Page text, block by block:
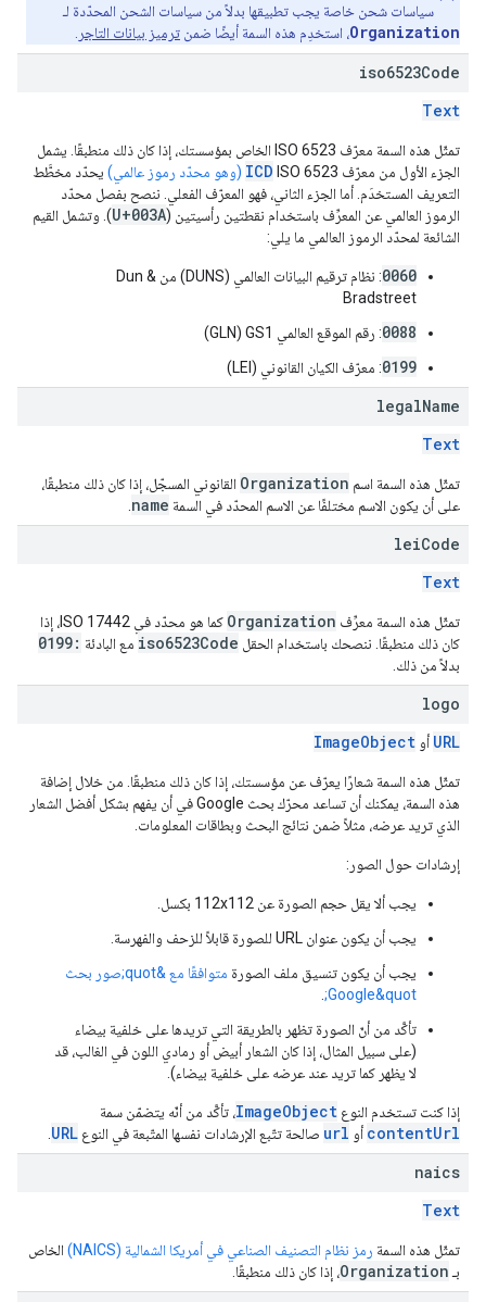
سياسات شحن خاصة يجب تطبيقها بدلاً من سياسات الشحن المحدّدة لـ
Organization، استخدِم هذه السمة أيضًا ضمن ترميز بيانات التاجر
iso6523Code
Text
تمثّل هذه السمة معرّف ISO 6523 الخاص بمؤسستك، إذا كان ذلك منطبقًا. يشمل
الجزء الأول من معرّف ISO 6523‏
ICD (وهو محدّد رموز عالمي) يحدّد مخطَّط
التعريف المستخدَم. أما الجزء الثاني، فهو المعرّف الفعلي. ننصح بفصل محدّد
الرموز العالمي عن المعرِّف باستخدام نقطتين رأسيتين (U+003A). وتشمل القيم
الشائعة لمحدّد الرموز العالمي ما يلي:
0060
: نظام ترقيم البيانات العالمي (DUNS) من Dun &
Bradstreet‏
0088: رقم الموقع العالمي GS1‏ (GLN)
0199: معرّف الكيان القانوني (LEI)
legalName
Text
تمثّل هذه السمة اسم Organization القانوني المسجّل، إذا كان ذلك منطبقًا،
على أن يكون الاسم مختلفًا عن الاسم المحدّد في السمة name
leiCode
Text
تمثّل هذه السمة معرِّف Organization
كما هو محدّد في ISO 17442، إذا
كان ذلك منطبقًا. ننصحك باستخدام الحقل iso6523Code مع البادئة 0199:
بدلاً من ذلك.
logo
URL أو ImageObject
تمثّل هذه السمة شعارًا يعرّف عن مؤسستك، إذا كان ذلك منطبقًا. من خلال إضافة
هذه السمة، يمكنك أن تساعد محرّك بحث Google في أن يفهم بشكل أفضل الشعار
الذي تريد عرضه، مثلاً ضمن نتائج البحث وبطاقات المعلومات.
إرشادات حول الصور:
يجب ألا يقل حجم الصورة عن 112x112 بكسل.
يجب أن يكون عنوان URL للصورة قابلاً للزحف والفهرسة.
يجب أن يكون تنسيق ملف الصورة
متوافقًا مع &quot;صور بحث
Google&quot;
تأكَّد من أنّ الصورة تظهر بالطريقة التي تريدها على خلفية بيضاء
(على سبيل المثال، إذا كان الشعار أبيض أو رمادي اللون في الغالب، قد
لا يظهر كما تريد عند عرضه على خلفية بيضاء).
إذا كنت تستخدم النوع ImageObject، تأكَّد من أنّه يتضمّن سمة
contentUrl أو url صالحة تتّبع الإرشادات نفسها المتّبعة في النوع URL
naics
Text
تمثّل هذه السمة رمز نظام التصنيف الصناعي في أمريكا الشمالية (NAICS)
الخاص
بـ Organization، إذا كان ذلك منطبقًا.